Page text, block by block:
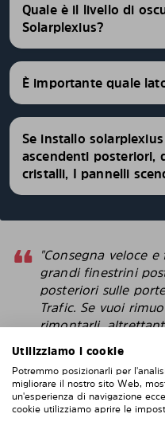
Quale è il livello di
Solarplexius?
È importante quale
Se installo
ascendenti posteriori,
cristalli, I pannelli
"Consegna veloce
grandi finestrini
posteriori sulle
Trafic. Se vuoi
rimontarli,
più intelligenti delle
attacchi
Robert
Utilizziamo i cookie
Potremmo posizionarli per
migliorare il nostro sito Web,
un'esperienza di navigazione
cookie utilizziamo aprire le